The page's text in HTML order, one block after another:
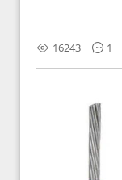
16243 1